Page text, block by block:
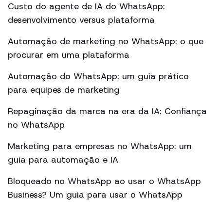
Custo do agente de IA do WhatsApp:
desenvolvimento versus plataforma
Automação de marketing no WhatsApp: o que
procurar em uma plataforma
Automação do WhatsApp: um guia prático
para equipes de marketing
Repaginação da marca na era da IA: Confiança
no WhatsApp
Marketing para empresas no WhatsApp: um
guia para automação e IA
Bloqueado no WhatsApp ao usar o WhatsApp
Business? Um guia para usar o WhatsApp